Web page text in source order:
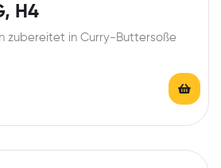
H4
zubereitet in Curry-Buttersoße